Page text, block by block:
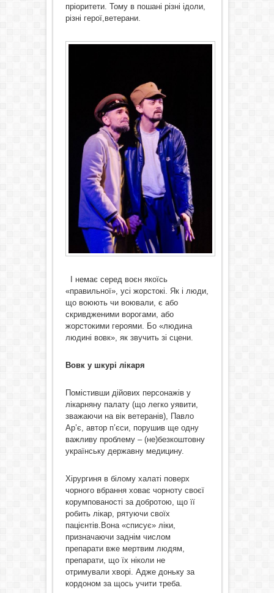
пріоритети. Тому в пошані різні ідоли,
різні герої,ветерани.
І немає серед воєн якоїсь
«правильної», усі жорстокі. Як і люди,
що воюють чи воювали, є або
скривдженими ворогами, або
жорстокими героями. Бо «людина
людині вовк», як звучить зі сцени.
Вовк у шкурі лікаря
Помістивши дійових персонажів у
лікарняну палату (що легко уявити,
зважаючи на вік ветеранів), Павло
Ар’є, автор п’єси, порушив ще одну
важливу проблему – (не)безкоштовну
українську державну медицину.
Хірургиня в білому халаті поверх
чорного вбрання ховає чорноту своєї
корумпованості за добротою, що її
робить лікар, рятуючи своїх
пацієнтів.Вона «списує» ліки,
призначаючи заднім числом
препарати вже мертвим людям,
препарати, що їх ніколи не
отримували хворі. Адже доньку за
кордоном за щось учити треба.